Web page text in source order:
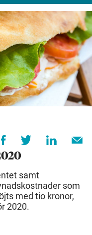
samt
som
med tio kronor,
2020.